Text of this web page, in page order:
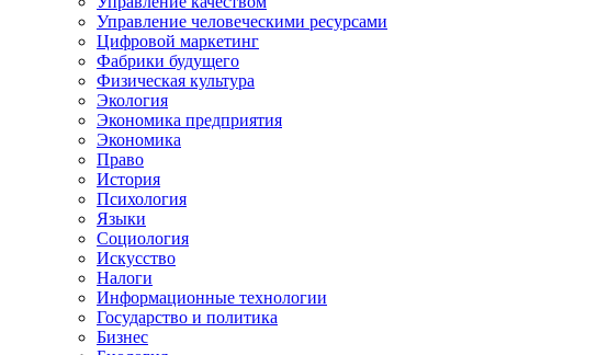
Управление человеческими ресурсами
Цифровой маркетинг
Фабрики будущего
Физическая культура
Экология
Экономика предприятия
Экономика
Право
История
Психология
Языки
Социология
Искусство
Налоги
Информационные технологии
Государство и политика
Бизнес